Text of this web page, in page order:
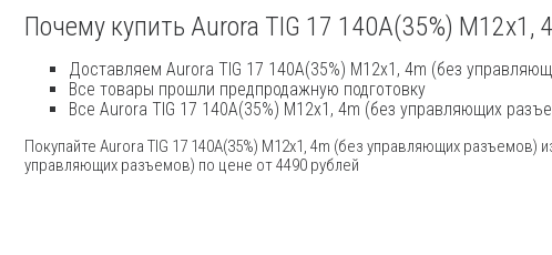
Почему купить Aurora TIG 17 140A(35%)
Доставляем Aurora TIG 17 140A(35%) M12x1, 4m (без
Все товары прошли предпродажную подготовку
Все Aurora TIG 17 140A(35%) M12x1, 4m (без управляющих
Покупайте Aurora TIG 17 140A(35%) M12x1, 4m (без управляющих
управляющих разъемов) по цене от 4490 рублей